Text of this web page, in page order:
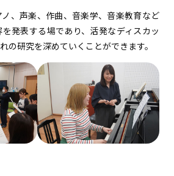
ノ、声楽、作曲、音楽学、音楽教育など
発表する場であり、活発なディスカッ
の研究を深めていくことができます。